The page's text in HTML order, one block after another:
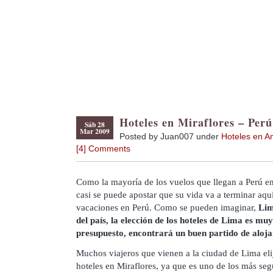
Sáb 28
Mar 2009
Hoteles en Miraflores – Perú
Posted by Juan007 under Hoteles en
[4] Comments
Como la mayoría de los vuelos que llegan a Perú
casi se puede apostar que su vida va a terminar
vacaciones en Perú. Como se pueden imaginar,
del país, la elección de los hoteles de Lima es
presupuesto, encontrará un buen partido de
Muchos viajeros que vienen a la ciudad de Lima
hoteles en Miraflores, ya que es uno de los más